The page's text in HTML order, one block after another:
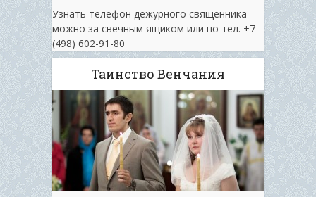
Узнать телефон дежурного священника
можно за свечным ящиком или по тел. ‭+7
(498) 602-91-80
Таинство Венчания